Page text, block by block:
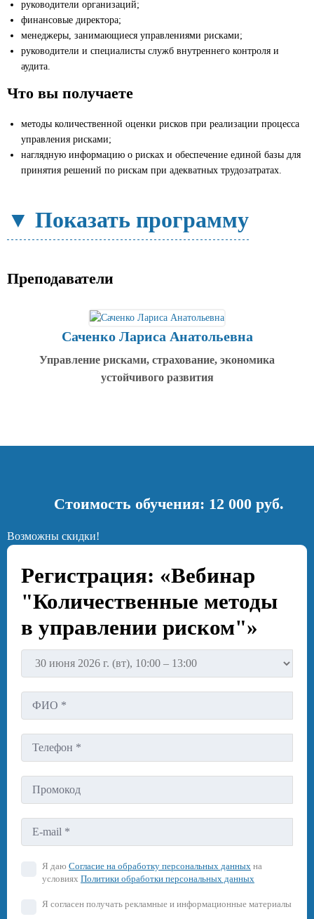
руководители организаций;
финансовые директора;
менеджеры, занимающиеся управлениями рисками;
руководители и специалисты служб внутреннего контроля и
аудита.
Что вы получаете
методы количественной оценки рисков при реализации процесса
управления рисками;
наглядную информацию о рисках и обеспечение единой базы для
принятия решений по рискам при адекватных трудозатратах.
Показать программу
Преподаватели
Саченко Лариса Анатольевна
Управление рисками, страхование, экономика
устойчивого развития
Стоимость обучения: 12 000 руб.
Возможны скидки!
Регистрация: «Вебинар
"Количественные методы
в управлении риском"»
Я даю Согласие на обработку персональных данных на
условиях Политики обработки персональных данных
Я согласен получать рекламные и информационные материалы